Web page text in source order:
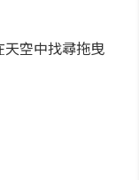
空中找尋拖曳